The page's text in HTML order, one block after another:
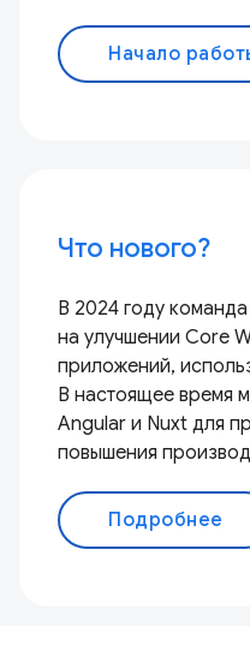
Начало
Что нового?
В 2024 году
на улучшении Core
приложений,
В настоящее время
Angular и Nuxt для
повышения
Подробнее